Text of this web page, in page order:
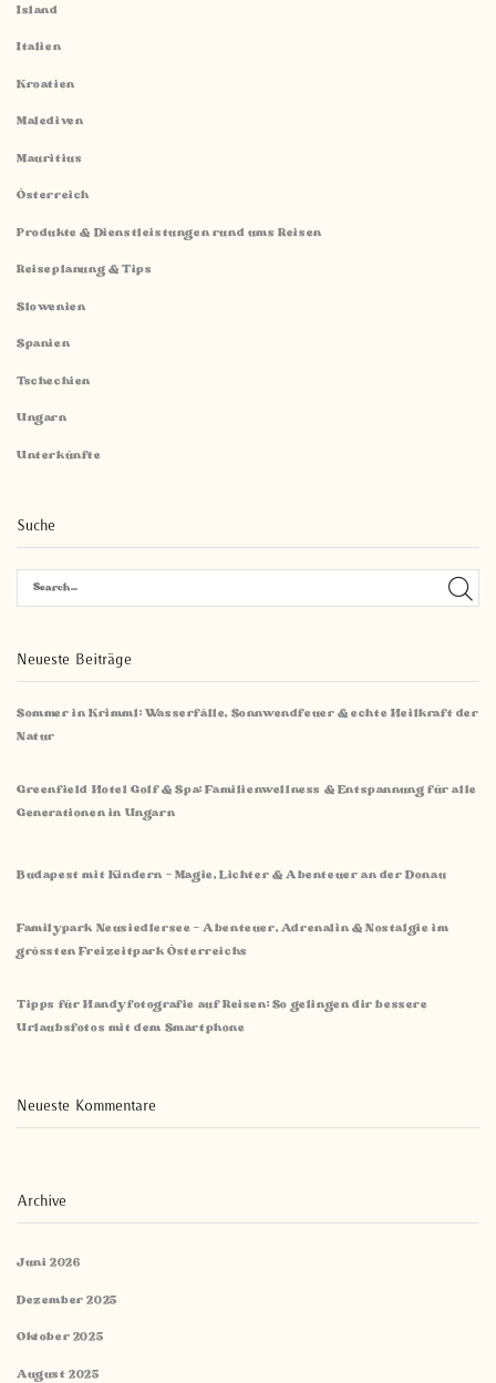
Island
Italien
Kroatien
Malediven
Mauritius
Österreich
Produkte & Dienstleistungen rund ums Reisen
Reiseplanung & Tips
Slowenien
Spanien
Tschechien
Ungarn
Unterkünfte
Suche
Neueste Beiträge
Sommer in Krimml: Wasserfälle, Sonnwendfeuer & echte Heilkraft der
Natur
Greenfield Hotel Golf & Spa: Familienwellness & Entspannung für alle
Generationen in Ungarn
Budapest mit Kindern – Magie, Lichter & Abenteuer an der Donau
Familypark Neusiedlersee – Abenteuer, Adrenalin & Nostalgie im
grössten Freizeitpark Österreichs
Tipps für Handyfotografie auf Reisen: So gelingen dir bessere
Urlaubsfotos mit dem Smartphone
Neueste Kommentare
Archive
Juni 2026
Dezember 2025
Oktober 2025
August 2025